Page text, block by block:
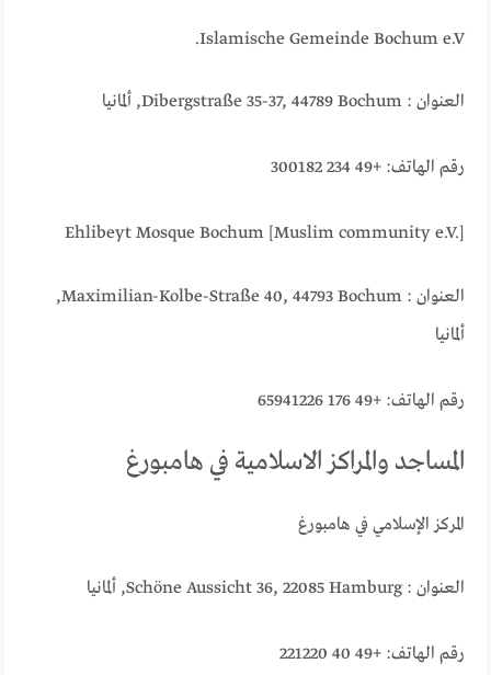
Islamische Gemeinde Bochum e.V.
العنوان : Dibergstraße 35-37, 44789 Bochum, ألمانيا
رقم الهاتف: +49 234 300182
Ehlibeyt Mosque Bochum [Muslim community e.V.]
العنوان : Maximilian-Kolbe-Straße 40, 44793 Bochum,
ألمانيا
رقم الهاتف: +49 176 65941226
المساجد والمراكز الاسلامية في هامبورغ
المركز الإسلامي في هامبورغ
العنوان : Schöne Aussicht 36, 22085 Hamburg, ألمانيا
رقم الهاتف: +49 40 221220